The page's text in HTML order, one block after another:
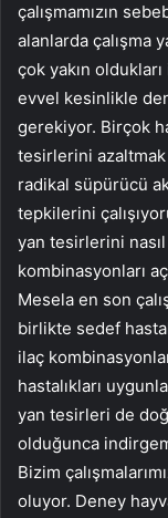
çalışmamızın
alanlarda çalışma
çok yakın
evvel kesinlikle
gerekiyor. Birçok
tesirlerini azaltmak
radikal süpürücü
tepkilerini
yan tesirlerini
kombinasyonları
Mesela en son
birlikte sedef
ilaç
hastalıkları
yan tesirleri de
olduğunca
Bizim
oluyor. Deney